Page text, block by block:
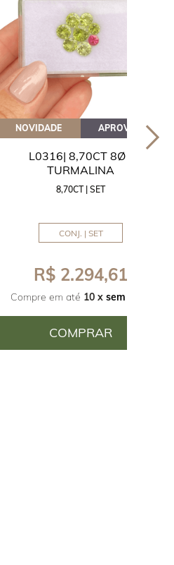
NOVIDADE APROVEITE
L0316| 8,70CT 8Ø -
TURMALINA
8,70CT | SET
CONJ. | SET
R$ 2.294,61
Compre em até 10 x sem juros
COMPRAR